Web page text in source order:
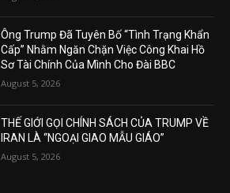
Ông Trump Đã Tuyên Bố “Tình Trạng Khẩn
Cấp” Nhằm Ngăn Chặn Việc Công Khai Hồ
Sơ Tài Chính Của Mình Cho Đài BBC
August 5, 2026
THẾ GIỚI GỌI CHÍNH SÁCH CỦA TRUMP VỀ
IRAN LÀ “NGOẠI GIAO MẪU GIÁO”
August 5, 2026